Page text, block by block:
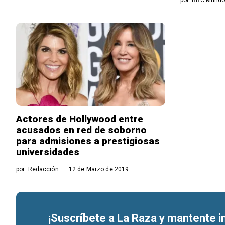
Actores de Hollywood entre
acusados ​​en red de soborno
para admisiones a prestigiosas
universidades
por Redacción 12 de Marzo de 2019
¡Suscríbete a La Raza y mantente